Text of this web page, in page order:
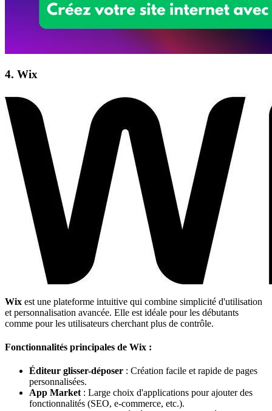
4. Wix
Wix est une plateforme intuitive qui combine simplicité d'utilisation
et personnalisation avancée. Elle est idéale pour les débutants
comme pour les utilisateurs cherchant plus de contrôle.
Fonctionnalités principales de Wix :
Éditeur glisser-déposer : Création facile et rapide de pages
personnalisées.
App Market : Large choix d'applications pour ajouter des
fonctionnalités (SEO, e-commerce, etc.).